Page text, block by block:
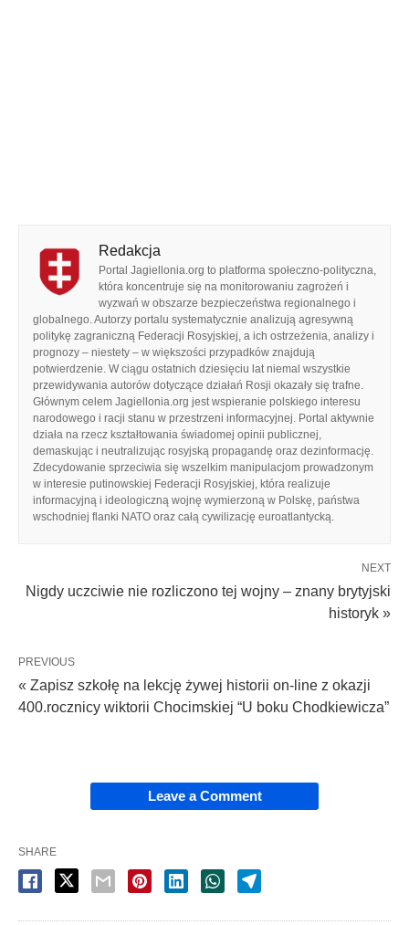
Redakcja
Portal Jagiellonia.org to platforma społeczno-polityczna,
która koncentruje się na monitorowaniu zagrożeń i
wyzwań w obszarze bezpieczeństwa regionalnego i
globalnego. Autorzy portalu systematycznie analizują agresywną
politykę zagraniczną Federacji Rosyjskiej, a ich ostrzeżenia, analizy i
prognozy – niestety – w większości przypadków znajdują
potwierdzenie. W ciągu ostatnich dziesięciu lat niemal wszystkie
przewidywania autorów dotyczące działań Rosji okazały się trafne.
Głównym celem Jagiellonia.org jest wspieranie polskiego interesu
narodowego i racji stanu w przestrzeni informacyjnej. Portal aktywnie
działa na rzecz kształtowania świadomej opinii publicznej,
demaskując i neutralizując rosyjską propagandę oraz dezinformację.
Zdecydowanie sprzeciwia się wszelkim manipulacjom prowadzonym
w interesie putinowskiej Federacji Rosyjskiej, która realizuje
informacyjną i ideologiczną wojnę wymierzoną w Polskę, państwa
wschodniej flanki NATO oraz całą cywilizację euroatlantycką.
NEXT
Nigdy uczciwie nie rozliczono tej wojny – znany brytyjski
historyk »
PREVIOUS
« Zapisz szkołę na lekcję żywej historii on-line z okazji
400.rocznicy wiktorii Chocimskiej “U boku Chodkiewicza”
Leave a Comment
SHARE